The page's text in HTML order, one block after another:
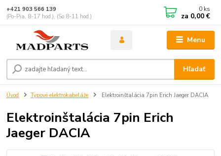
Menu
Hľadať
+421 903 566 139
(Po-Pia, 8-17 hod.), (So 8-11 hod.)
0 ks
za 0,00 €
Úvod Typové elektrokabeláže Elektroinštalácia 7pin Erich Jaeger DACIA
Elektroinštalácia 7pin Erich
Jaeger DACIA